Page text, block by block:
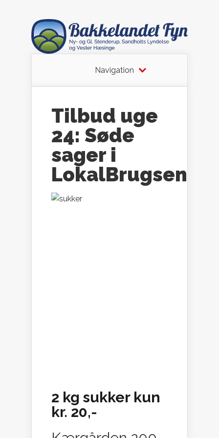
Navigation
Tilbud uge
24: Søde
sager i
LokalBrugsen
2 kg sukker kun
kr. 20,-